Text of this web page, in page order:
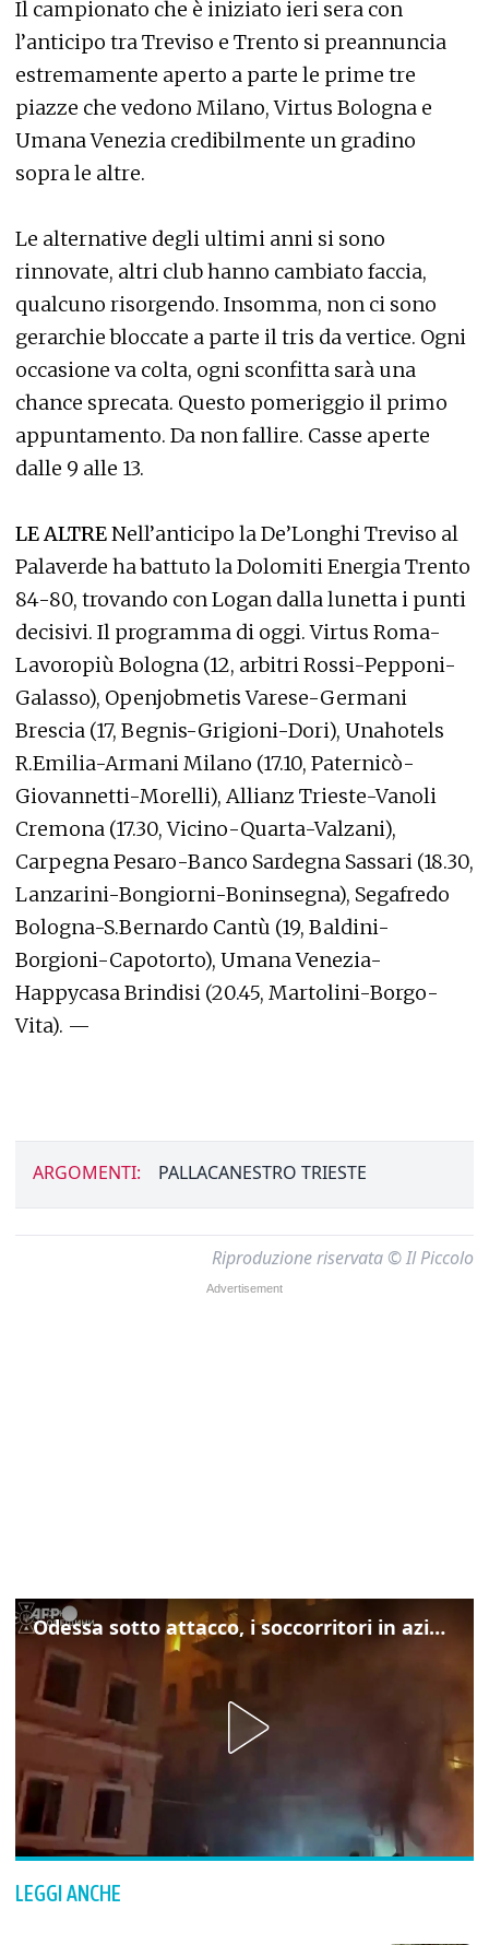
Il campionato che è iniziato ieri sera con
l’anticipo tra Treviso e Trento si preannuncia
estremamente aperto a parte le prime tre
piazze che vedono Milano, Virtus Bologna e
Umana Venezia credibilmente un gradino
sopra le altre.
Le alternative degli ultimi anni si sono
rinnovate, altri club hanno cambiato faccia,
qualcuno risorgendo. Insomma, non ci sono
gerarchie bloccate a parte il tris da vertice. Ogni
occasione va colta, ogni sconfitta sarà una
chance sprecata. Questo pomeriggio il primo
appuntamento. Da non fallire. Casse aperte
dalle 9 alle 13.
LE ALTRENell’anticipo la De’Longhi Treviso al
Palaverde ha battuto la Dolomiti Energia Trento
84-80, trovando con Logan dalla lunetta i punti
decisivi. Il programma di oggi. Virtus Roma-
Lavoropiù Bologna (12, arbitri Rossi-Pepponi-
Galasso), Openjobmetis Varese-Germani
Brescia (17, Begnis-Grigioni-Dori), Unahotels
R.Emilia-Armani Milano (17.10, Paternicò-
Giovannetti-Morelli), Allianz Trieste-Vanoli
Cremona (17.30, Vicino-Quarta-Valzani),
Carpegna Pesaro-Banco Sardegna Sassari (18.30,
Lanzarini-Bongiorni-Boninsegna), Segafredo
Bologna-S.Bernardo Cantù (19, Baldini-
Borgioni-Capotorto), Umana Venezia-
Happycasa Brindisi (20.45, Martolini-Borgo-
Vita). —
ARGOMENTI: PALLACANESTRO TRIESTE
Riproduzione riservata © Il Piccolo
Odessa sotto attacco, i soccorritori in azione
LEGGI ANCHE